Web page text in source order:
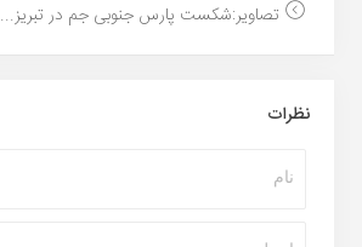
تصاویر:شکست پارس جنوبی جم در تبریز...
نظرات